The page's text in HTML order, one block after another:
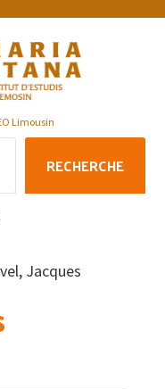
Limousin
RECHERCHE
Jacques